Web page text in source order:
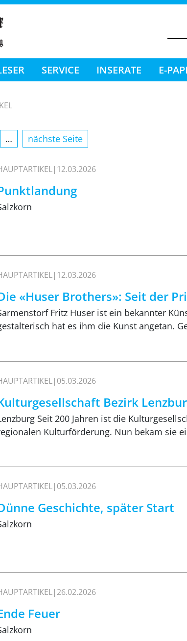
SERVICE INSERATE E-
… nächste Seite
12.03.2026
12.03.2026
«Huser Brothers»: Seit der
Fritz Huser ist ein bekannter
hat es ihm die Kunst angetan.
05.03.2026
Bezirk
Seit 200 Jahren ist die
Kulturförderung. Nun bekam sie
05.03.2026
Geschichte, später Start
26.02.2026
Feuer